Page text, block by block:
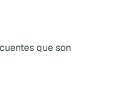
que son